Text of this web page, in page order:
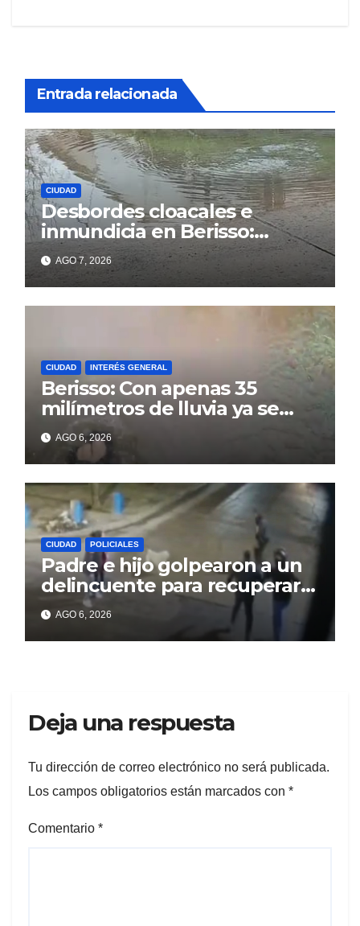
Entrada relacionada
CIUDAD
Desbordes cloacales e
inmundicia en Berisso:
colapso de la red en la calle
14AGO 7, 2026
CIUDAD INTERÉS GENERAL
Berisso: Con apenas 35
milímetros de lluvia ya se
sienten los problemas
AGO 6, 2026
CIUDAD POLICIALES
Padre e hijo golpearon a un
delincuente para recuperar
un celular robado en Berisso
AGO 6, 2026
Deja una respuesta
Tu dirección de correo electrónico no será publicada.
Los campos obligatorios están marcados con *
Comentario *